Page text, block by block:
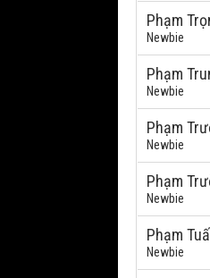
Phạm
Newbie
Phạm
Newbie
Phạm
Newbie
Phạm
Newbie
Phạm
Newbie